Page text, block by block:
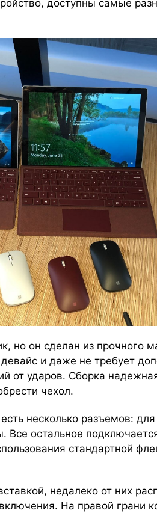
доступны самые
но он сделан из прочного
и даже не требует
от ударов. Сборка
чехол.
несколько разъемов:
Все остальное
стандартной
недалеко от них
На правой грани